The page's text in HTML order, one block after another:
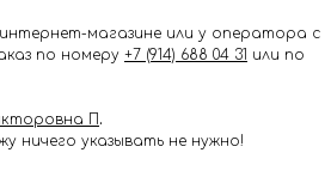
магазине или у оператора с
по номеру +7 (914) 688 04 31 или по
П .
ничего указывать не нужно!